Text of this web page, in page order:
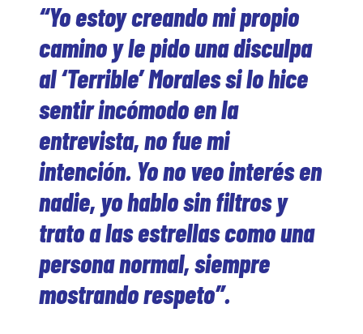
“Yo estoy creando mi propio
camino y le pido una disculpa
al ‘Terrible’ Morales si lo hice
sentir incómodo en la
entrevista, no fue mi
intención. Yo no veo interés en
nadie, yo hablo sin filtros y
trato a las estrellas como una
persona normal, siempre
mostrando respeto”.